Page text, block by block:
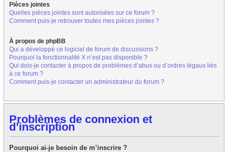
Pièces jointes
Quelles pièces jointes sont autorisées sur ce forum ?
Comment puis-je retrouver toutes mes pièces jointes ?
À propos de phpBB
Qui a développé ce logiciel de forum de discussions ?
Pourquoi la fonctionnalité X n’est pas disponible ?
Qui dois-je contacter à propos de problèmes d’abus ou d’ordres légaux liés
à ce forum ?
Comment puis-je contacter un administrateur du forum ?
Problèmes de connexion et
d’inscription
Pourquoi ai-je besoin de m’inscrire ?